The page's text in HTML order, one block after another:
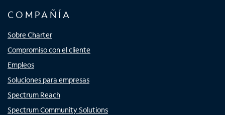
COMPAÑÍA
Sobre Charter
Compromiso con el cliente
Empleos
Soluciones para empresas
Spectrum Reach
Spectrum Community Solutions